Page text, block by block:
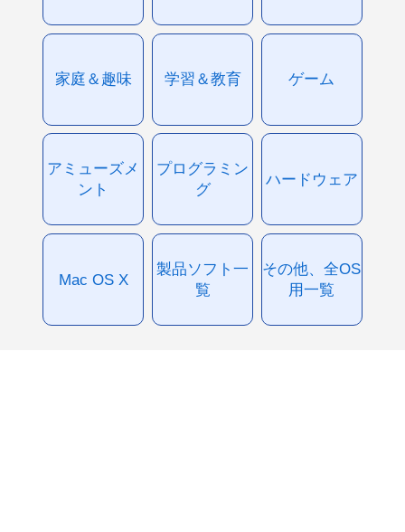
家庭＆趣味 学習＆教育 ゲーム
アミューズメ
ント
プログラミン
グ
ハードウェア
Mac OS X
製品ソフト一
覧
その他、全OS
用一覧